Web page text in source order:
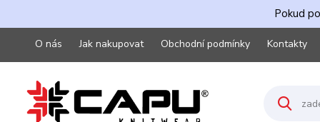
Pokud
O nás Jak nakupovat Obchodní podmínky Kontakty